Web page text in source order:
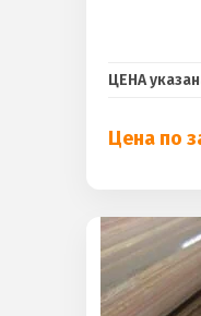
ЦЕНА
Цена по